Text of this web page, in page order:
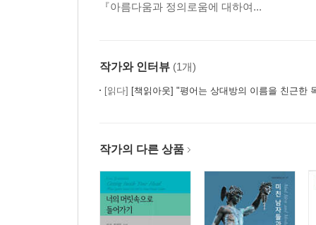
『아름다움과 정의로움에 대하여...
작가와 인터뷰 (1개)
[읽다] [책읽아웃] "평어는 상대방의 이름을 친근한 목소리로 되찾
작가의 다른 상품